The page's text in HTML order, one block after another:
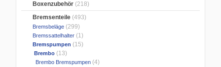
Boxenzubehör (218)
Bremsenteile (493)
Bremsbeläge (299)
Bremssattelhalter (1)
Bremspumpen (15)
Brembo (13)
Brembo Bremspumpen (4)